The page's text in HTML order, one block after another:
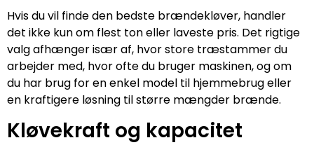
Hvis du vil finde den bedste brændekløver, handler
det ikke kun om flest ton eller laveste pris. Det rigtige
valg afhænger især af, hvor store træstammer du
arbejder med, hvor ofte du bruger maskinen, og om
du har brug for en enkel model til hjemmebrug eller
en kraftigere løsning til større mængder brænde.
Kløvekraft og kapacitet